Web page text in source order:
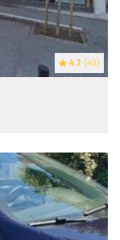
4.7 (43)